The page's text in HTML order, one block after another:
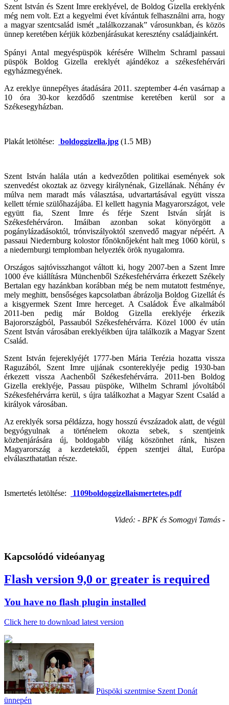
Szent István és Szent Imre ereklyével, de Boldog Gizella ereklyénk
még nem volt. Ezt a kegyelmi évet kívántuk felhasználni arra, hogy
a magyar szentcsalád ismét „találkozzanak” városunkban, és közös
ünnep keretében kérjük közbenjárásukat keresztény családjainkért.
Spányi Antal megyéspüspök kérésére Wilhelm Schraml passaui
püspök Boldog Gizella ereklyét ajándékoz a székesfehérvári
egyházmegyének.
Az ereklye ünnepélyes átadására 2011. szeptember 4-én vasárnap a
10 óra 30-kor kezdődő szentmise keretében kerül sor a
Székesegyházban.
Plakát letöltése: boldoggizella.jpg (1.5 MB)
Szent István halála után a kedvezőtlen politikai események sok
szenvedést okoztak az özvegy királynénak, Gizellának. Néhány év
múlva nem maradt más választása, udvartartásával együtt vissza
kellett térnie szülőhazájába. El kellett hagynia Magyarországot, vele
együtt fia, Szent Imre és férje Szent István sírját is
Székesfehérváron. Imáiban azonban sokat könyörgött a
pogánylázadásoktól, trónviszályoktól szenvedő magyar népéért. A
passaui Niedernburg kolostor főnöknőjeként halt meg 1060 körül, s
a niedernburgi templomban helyezték örök nyugalomra.
Országos sajtóvisszhangot váltott ki, hogy 2007-ben a Szent Imre
1000 éve kiállításra Münchenből Székesfehérvárra érkezett Székely
Bertalan egy hazánkban korábban még be nem mutatott festménye,
mely meghitt, bensőséges kapcsolatban ábrázolja Boldog Gizellát és
a kisgyermek Szent Imre herceget. A Családok Éve alkalmából
2011-ben pedig már Boldog Gizella ereklyéje érkezik
Bajorországból, Passauból Székesfehérvárra. Közel 1000 év után
Szent István városában ereklyéikben újra találkozik a Magyar Szent
Család.
Szent István fejereklyéjét 1777-ben Mária Terézia hozatta vissza
Raguzából, Szent Imre ujjának csontereklyéje pedig 1930-ban
érkezett vissza Aachenből Székesfehérvárra. 2011-ben Boldog
Gizella ereklyéje, Passau püspöke, Wilhelm Schraml jóvoltából
Székesfehérvárra kerül, s újra találkozhat a Magyar Szent Család a
királyok városában.
Az ereklyék sorsa példázza, hogy hosszú évszázadok alatt, de végül
begyógyulnak a történelem okozta sebek, s szentjeink
közbenjárására új, boldogabb világ köszönhet ránk, hiszen
Magyarország a kezdetektől, éppen szentjei által, Európa
elválaszthatatlan része.
Ismertetés letöltése: 1109boldoggizellaismertetes.pdf
Videó: - BPK és Somogyi Tamás -
Kapcsolódó videóanyag
Flash version 9,0 or greater is required
You have no flash plugin installed
Click here to download latest version
Püspöki szentmise Szent Donát
ünnepén